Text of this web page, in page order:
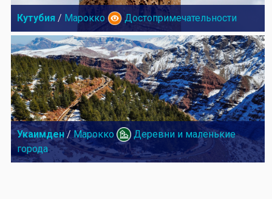
Кутубия / Марокко Достопримечательности
Укаимден/ Марокко
Деревни и маленькие
города